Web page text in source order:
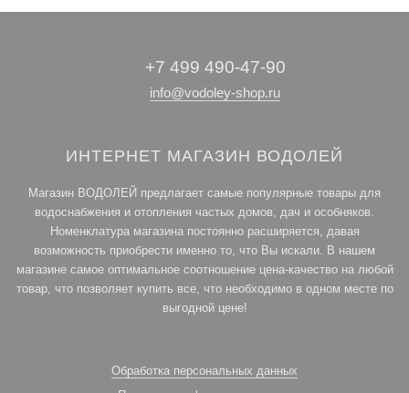
+7 499 490-47-90
info@vodoley-shop.ru
ИНТЕРНЕТ МАГАЗИН ВОДОЛЕЙ
Магазин ВОДОЛЕЙ предлагает самые популярные товары для
водоснабжения и отопления частых домов, дач и особняков.
Номенклатура магазина постоянно расширяется, давая
возможность приобрести именно то, что Вы искали. В нашем
магазине самое оптимальное соотношение цена-качество на любой
товар, что позволяет купить все, что необходимо в одном месте по
выгодной цене!
Обработка персональных данных